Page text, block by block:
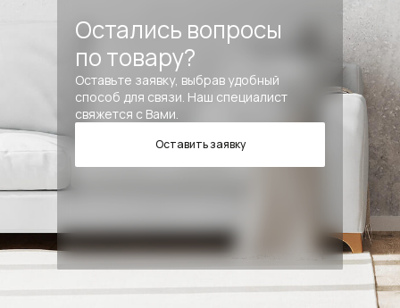
Остались вопросы
по товару?
Оставьте заявку, выбрав удобный
способ для связи. Наш специалист
свяжется с Вами.
Оставить заявку